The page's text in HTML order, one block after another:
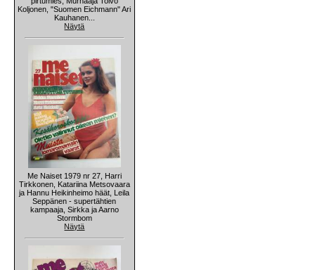
Koljonen, "Suomen Eichmann" Ari
Kauhanen...
Näytä
Me Naiset 1979 nr 27, Harri
Tirkkonen, Katariina Metsovaara
ja Hannu Heikinheimo häät, Leila
Seppänen - supertähtien
kampaaja, Sirkka ja Aarno
Stormbom
Näytä